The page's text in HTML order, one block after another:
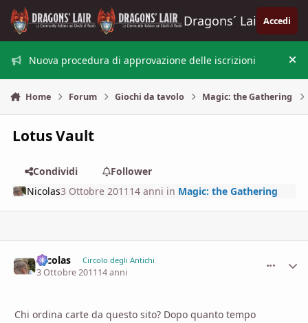
Vai al contenuto
Dragons´ Lair Accedi
Nuova procedura di approvazione delle iscrizioni
Home Forum Giochi da tavolo Magic: the Gathering
Lotus Vault
Condividi
Follower
Nicolas3 Ottobre 2011 14 anni in Magic: the Gathering
Nicolas Circolo degli Antichi
3 Ottobre 201114 anni
Chi ordina carte da questo sito? Dopo quanto tempo